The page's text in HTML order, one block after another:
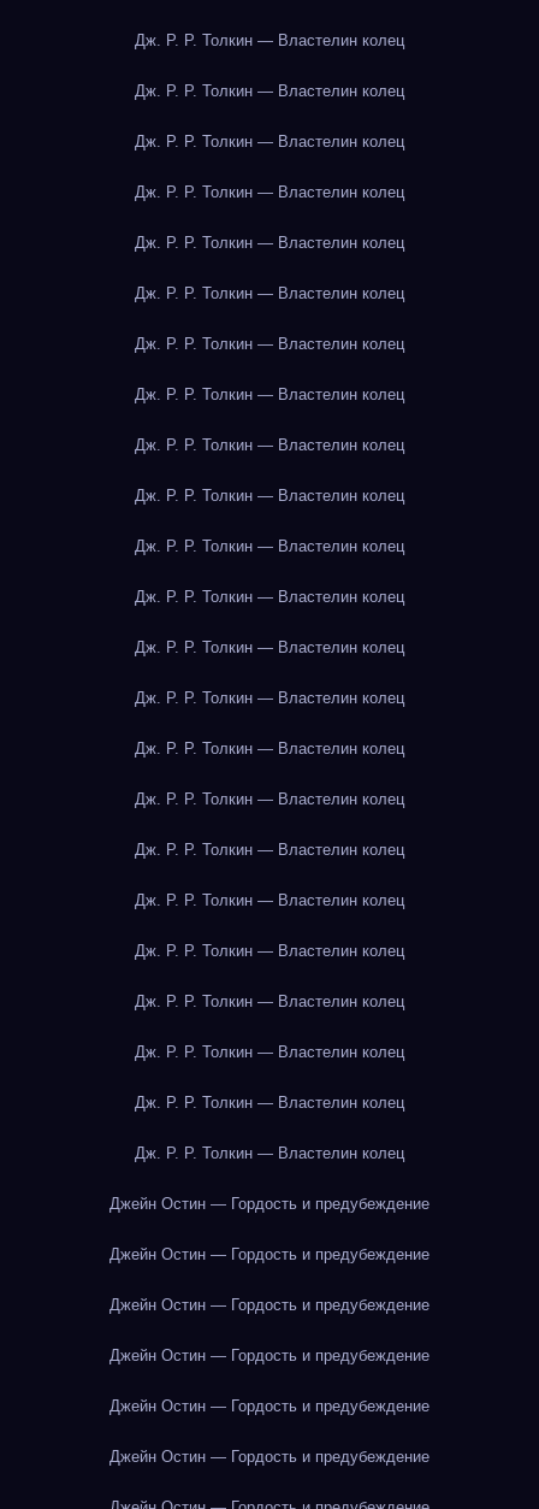
Дж. Р. Р. Толкин — Властелин колец
Дж. Р. Р. Толкин — Властелин колец
Дж. Р. Р. Толкин — Властелин колец
Дж. Р. Р. Толкин — Властелин колец
Дж. Р. Р. Толкин — Властелин колец
Дж. Р. Р. Толкин — Властелин колец
Дж. Р. Р. Толкин — Властелин колец
Дж. Р. Р. Толкин — Властелин колец
Дж. Р. Р. Толкин — Властелин колец
Дж. Р. Р. Толкин — Властелин колец
Дж. Р. Р. Толкин — Властелин колец
Дж. Р. Р. Толкин — Властелин колец
Дж. Р. Р. Толкин — Властелин колец
Дж. Р. Р. Толкин — Властелин колец
Дж. Р. Р. Толкин — Властелин колец
Дж. Р. Р. Толкин — Властелин колец
Дж. Р. Р. Толкин — Властелин колец
Дж. Р. Р. Толкин — Властелин колец
Дж. Р. Р. Толкин — Властелин колец
Дж. Р. Р. Толкин — Властелин колец
Дж. Р. Р. Толкин — Властелин колец
Дж. Р. Р. Толкин — Властелин колец
Дж. Р. Р. Толкин — Властелин колец
Джейн Остин — Гордость и предубеждение
Джейн Остин — Гордость и предубеждение
Джейн Остин — Гордость и предубеждение
Джейн Остин — Гордость и предубеждение
Джейн Остин — Гордость и предубеждение
Джейн Остин — Гордость и предубеждение